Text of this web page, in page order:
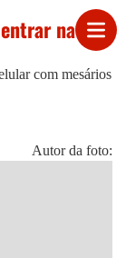
na
com mesários
Autor da foto: